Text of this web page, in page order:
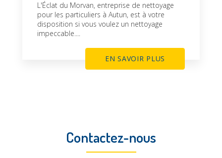
L'Éclat du Morvan, entreprise de nettoyage
pour les particuliers à Autun, est à votre
disposition si vous voulez un nettoyage
impeccable....
EN SAVOIR PLUS
Contactez-nous